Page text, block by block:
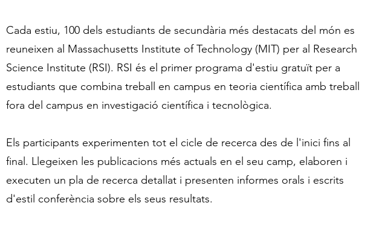
Cada estiu, 100 dels estudiants de secundària més destacats del món es
reuneixen al Massachusetts Institute of Technology (MIT) per al Research
Science Institute (RSI). RSI és el primer programa d'estiu gratuït per a
estudiants que combina treball en campus en teoria científica amb treball
fora del campus en investigació científica i tecnològica.
Els participants experimenten tot el cicle de recerca des de l'inici fins al
final. Llegeixen les publicacions més actuals en el seu camp, elaboren i
executen un pla de recerca detallat i presenten informes orals i escrits
d'estil conferència sobre els seus resultats.